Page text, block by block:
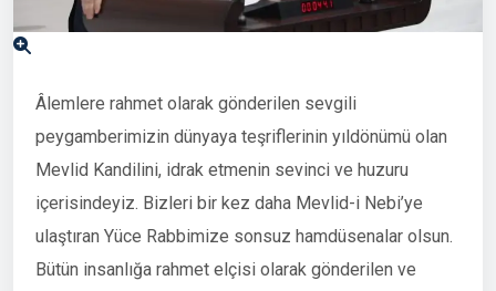
Âlemlere rahmet olarak gönderilen sevgili
peygamberimizin dünyaya teşriflerinin yıldönümü olan
Mevlid Kandilini, idrak etmenin sevinci ve huzuru
içerisindeyiz. Bizleri bir kez daha Mevlid-i Nebi’ye
ulaştıran Yüce Rabbimize sonsuz hamdüsenalar olsun.
Bütün insanlığa rahmet elçisi olarak gönderilen ve